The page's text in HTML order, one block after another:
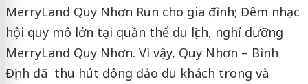
MerryLand Quy Nhơn Run cho gia đình; Đêm nhạc
hội quy mô lớn tại quần thể du lịch, nghỉ dưỡng
MerryLand Quy Nhơn. Vì vậy, Quy Nhơn – Bình
Định đã thu hút đông đảo du khách trong và